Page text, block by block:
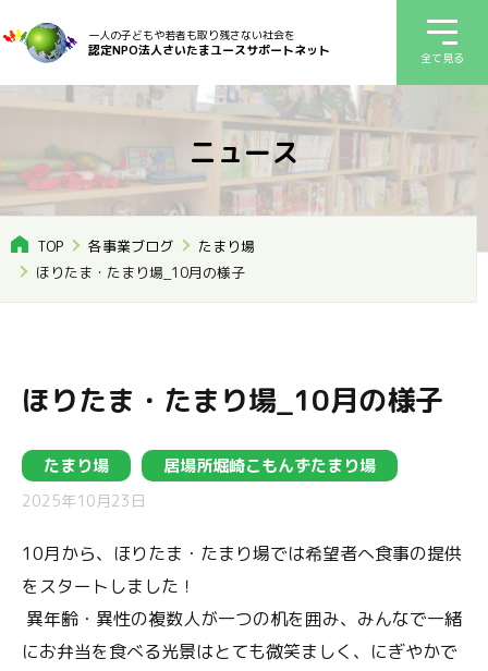
一人の子どもや若者も取り残さない社会を
認定NPO法人さいたまユースサポートネット 全て見る
ニュース
TOP 各事業ブログ
たまり場
ほりたま・たまり場_10月の様子
ほりたま・たまり場_10月の様子
たまり場 居場所堀崎こもんずたまり場
2025年10月23日
10月から、ほりたま・たまり場では希望者へ食事の提供
をスタートしました！
異年齢・異性の複数人が一つの机を囲み、みんなで一緒
にお弁当を食べる光景はとても微笑ましく、にぎやかで